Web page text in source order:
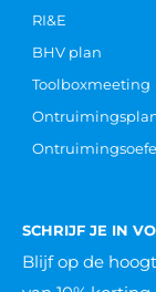
RI&E
BHV plan
Toolboxmeeting
SCHRIJF JE IN
Blijf op de